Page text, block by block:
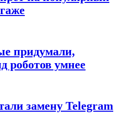
придумали,
роботов умнее
замену Telegram